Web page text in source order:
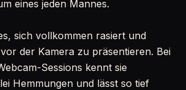
eines jeden Mannes.
sich vollkommen rasiert und
der Kamera zu präsentieren. Bei
Sessions kennt sie
Hemmungen und lässt so tief